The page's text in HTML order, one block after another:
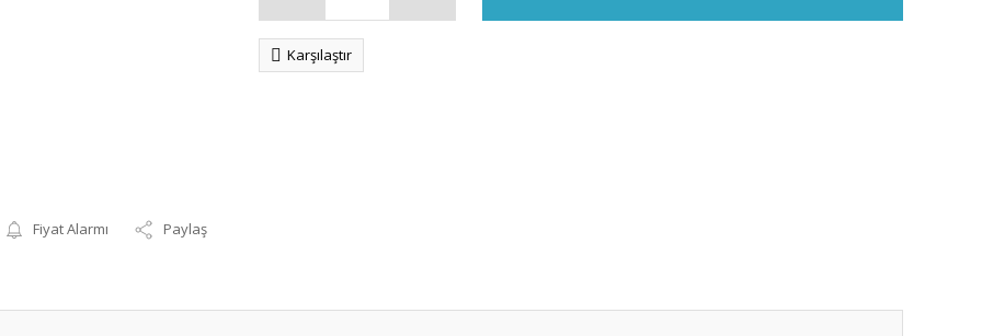
Fiyat Alarmı Paylaş
Karşılaştır